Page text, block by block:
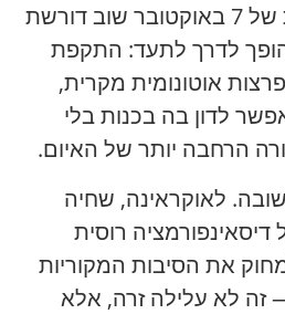
הרגע שבו המשמעות של 7 באוקטובר שוב דורשת
לדרך לתעד: התקפת
אוטונומית מקרית,
לדון בה בכנות בלי
הרחבה יותר של האיום.
לאוקראינה, שחיה
רוסית
את הסיבות המקוריות
לא עלילה זרה, אלא